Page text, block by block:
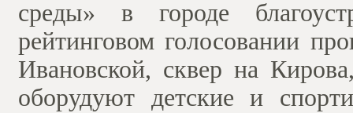
среды» в городе
рейтинговом голосовании
Ивановской, сквер на
оборудуют детские и